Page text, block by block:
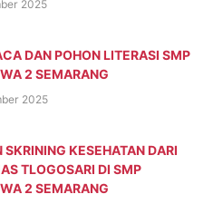
2025
DAN POHON LITERASI SMP
2 SEMARANG
2025
SKRINING KESEHATAN DARI
TLOGOSARI DI SMP
2 SEMARANG